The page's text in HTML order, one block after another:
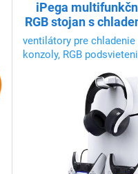
iPega
RGB stojan s
Slim,
ventilátory pre chladenie
konzoly, RGB